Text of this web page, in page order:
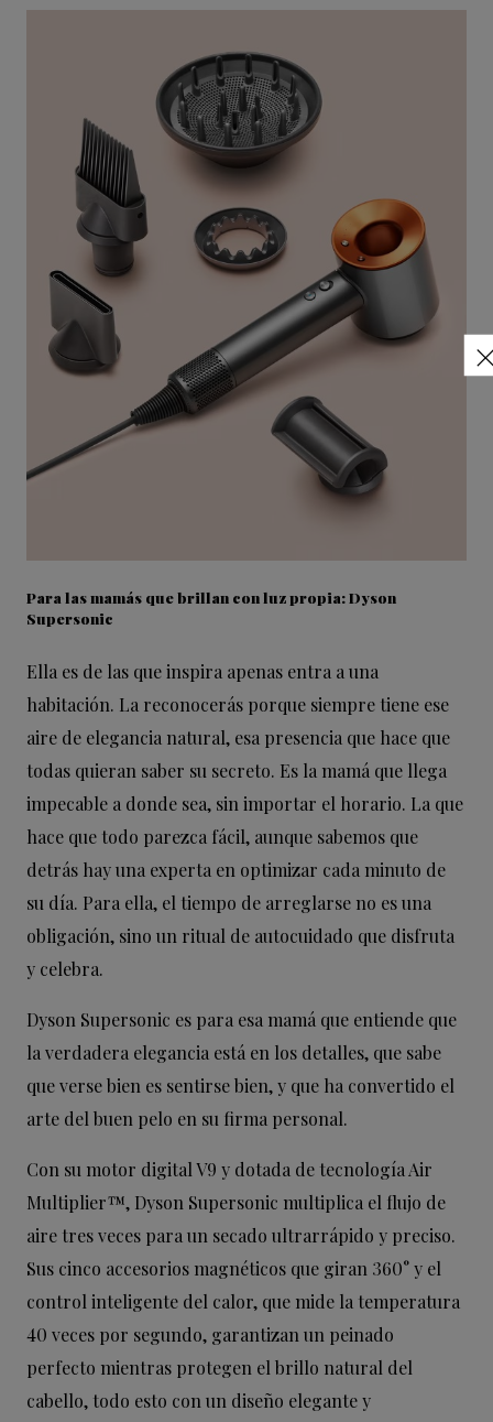
Para las mamás que brillan con luz propia: Dyson
Supersonic
Ella es de las que inspira apenas entra a una
habitación. La reconocerás porque siempre tiene ese
aire de elegancia natural, esa presencia que hace que
todas quieran saber su secreto. Es la mamá que llega
impecable a donde sea, sin importar el horario. La que
hace que todo parezca fácil, aunque sabemos que
detrás hay una experta en optimizar cada minuto de
su día. Para ella, el tiempo de arreglarse no es una
obligación, sino un ritual de autocuidado que disfruta
y celebra.
Dyson Supersonic es para esa mamá que entiende que
la verdadera elegancia está en los detalles, que sabe
que verse bien es sentirse bien, y que ha convertido el
arte del buen pelo en su firma personal.
Con su motor digital V9 y dotada de tecnología Air
Multiplier™, Dyson Supersonic multiplica el flujo de
aire tres veces para un secado ultrarrápido y preciso.
Sus cinco accesorios magnéticos que giran 360° y el
control inteligente del calor, que mide la temperatura
40 veces por segundo, garantizan un peinado
perfecto mientras protegen el brillo natural del
cabello, todo esto con un diseño elegante y